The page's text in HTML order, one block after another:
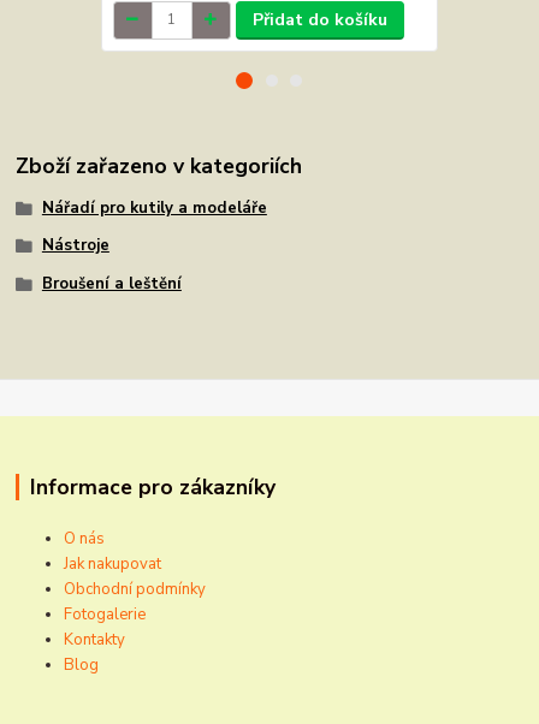
Přidat do košíku
Zboží zařazeno v kategoriích
Nářadí pro kutily a modeláře
Nástroje
Broušení a leštění
Informace pro zákazníky
O nás
Jak nakupovat
Obchodní podmínky
Fotogalerie
Kontakty
Blog